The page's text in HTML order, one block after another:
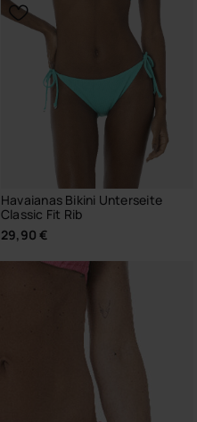
Havaianas Bikini Unterseite
Classic Fit Rib
29,90 €